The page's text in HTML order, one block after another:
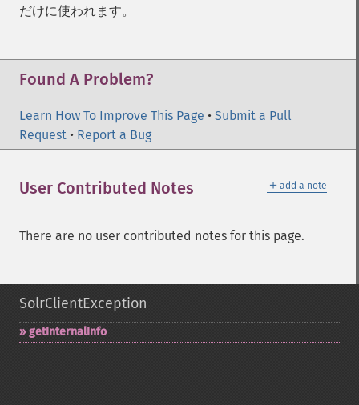
だけに使われます。
Found A Problem?
Learn How To Improve This Page • Submit a Pull
Request • Report a Bug
＋ add a note
User Contributed Notes
There are no user contributed notes for this page.
SolrClientException
getInternalInfo